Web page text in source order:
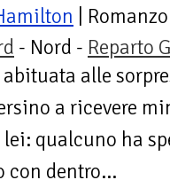
| Romanzo
- Nord - Reparto
alle
a ricevere
qualcuno ha
con dentro...